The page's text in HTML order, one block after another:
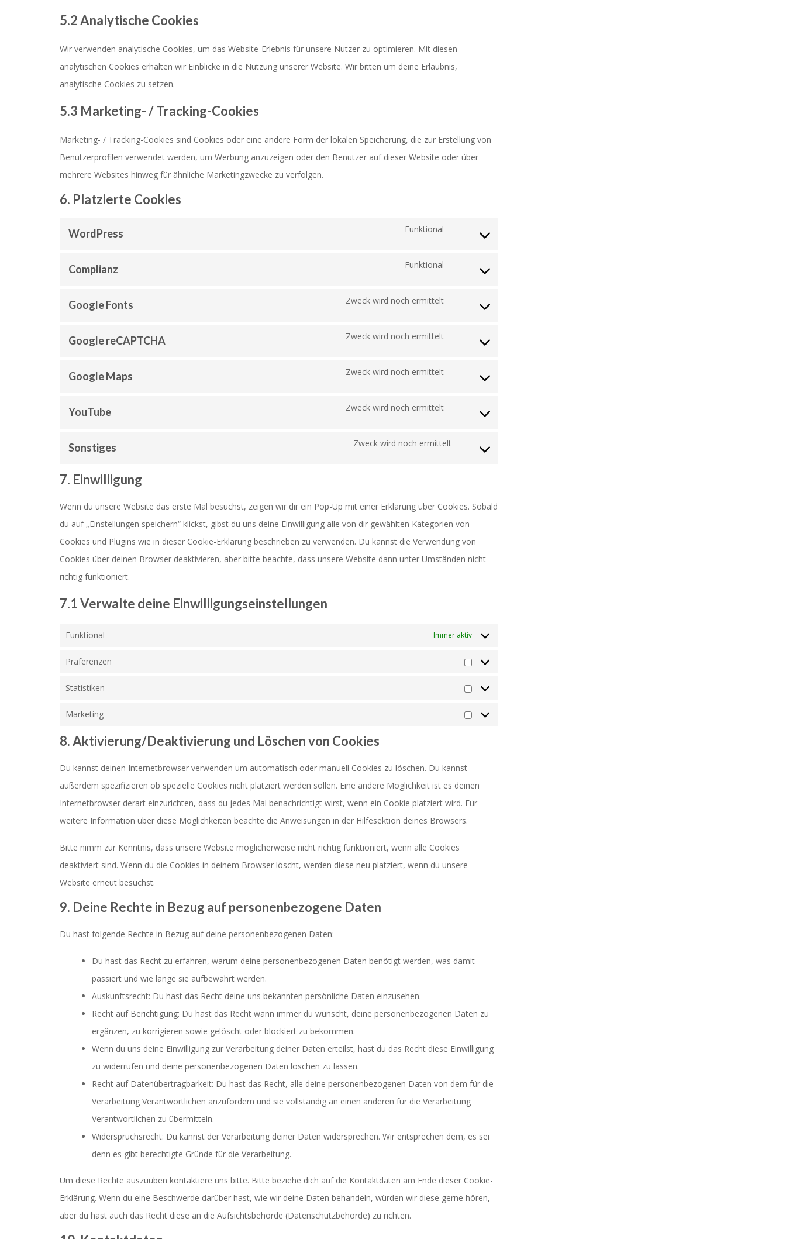
5.2 Analytische Cookies
Wir verwenden analytische Cookies, um das Website-Erlebnis für unsere Nutzer zu optimieren. Mit diesen
analytischen Cookies erhalten wir Einblicke in die Nutzung unserer Website. Wir bitten um deine Erlaubnis,
analytische Cookies zu setzen.
5.3 Marketing- / Tracking-Cookies
Marketing- / Tracking-Cookies sind Cookies oder eine andere Form der lokalen Speicherung, die zur Erstellung von
Benutzerprofilen verwendet werden, um Werbung anzuzeigen oder den Benutzer auf dieser Website oder über
mehrere Websites hinweg für ähnliche Marketingzwecke zu verfolgen.
6. Platzierte Cookies
WordPress
Funktional
Consent
service
Complianz
Funktional
Consent
service
Google Fonts
Zweck wird noch ermittelt
Consent
service
Google reCAPTCHA
Zweck wird noch ermittelt
Consent
service
recaptcha
Google Maps
Zweck wird noch ermittelt
Consent
service
YouTube
Zweck wird noch ermittelt
Consent
service
Sonstiges
Zweck wird noch ermittelt
Consent
sonstiges
7. Einwilligung
Wenn du unsere Website das erste Mal besuchst, zeigen wir dir ein Pop-Up mit einer Erklärung über Cookies. Sobald
du auf „Einstellungen speichern“ klickst, gibst du uns deine Einwilligung alle von dir gewählten Kategorien von
Cookies und Plugins wie in dieser Cookie-Erklärung beschrieben zu verwenden. Du kannst die Verwendung von
Cookies über deinen Browser deaktivieren, aber bitte beachte, dass unsere Website dann unter Umständen nicht
richtig funktioniert.
7.1 Verwalte deine Einwilligungseinstellungen
Funktional Immer aktiv
Präferenzen
Präferenzen
Statistiken
Statistiken
Marketing
Marketing
8. Aktivierung/Deaktivierung und Löschen von Cookies
Du kannst deinen Internetbrowser verwenden um automatisch oder manuell Cookies zu löschen. Du kannst
außerdem spezifizieren ob spezielle Cookies nicht platziert werden sollen. Eine andere Möglichkeit ist es deinen
Internetbrowser derart einzurichten, dass du jedes Mal benachrichtigt wirst, wenn ein Cookie platziert wird. Für
weitere Information über diese Möglichkeiten beachte die Anweisungen in der Hilfesektion deines Browsers.
Bitte nimm zur Kenntnis, dass unsere Website möglicherweise nicht richtig funktioniert, wenn alle Cookies
deaktiviert sind. Wenn du die Cookies in deinem Browser löscht, werden diese neu platziert, wenn du unsere
Website erneut besuchst.
9. Deine Rechte in Bezug auf personenbezogene Daten
Du hast folgende Rechte in Bezug auf deine personenbezogenen Daten:
Du hast das Recht zu erfahren, warum deine personenbezogenen Daten benötigt werden, was damit
passiert und wie lange sie aufbewahrt werden.
Auskunftsrecht: Du hast das Recht deine uns bekannten persönliche Daten einzusehen.
Recht auf Berichtigung: Du hast das Recht wann immer du wünscht, deine personenbezogenen Daten zu
ergänzen, zu korrigieren sowie gelöscht oder blockiert zu bekommen.
Wenn du uns deine Einwilligung zur Verarbeitung deiner Daten erteilst, hast du das Recht diese Einwilligung
zu widerrufen und deine personenbezogenen Daten löschen zu lassen.
Recht auf Datenübertragbarkeit: Du hast das Recht, alle deine personenbezogenen Daten von dem für die
Verarbeitung Verantwortlichen anzufordern und sie vollständig an einen anderen für die Verarbeitung
Verantwortlichen zu übermitteln.
Widerspruchsrecht: Du kannst der Verarbeitung deiner Daten widersprechen. Wir entsprechen dem, es sei
denn es gibt berechtigte Gründe für die Verarbeitung.
Um diese Rechte auszuüben kontaktiere uns bitte. Bitte beziehe dich auf die Kontaktdaten am Ende dieser Cookie-
Erklärung. Wenn du eine Beschwerde darüber hast, wie wir deine Daten behandeln, würden wir diese gerne hören,
aber du hast auch das Recht diese an die Aufsichtsbehörde (Datenschutzbehörde) zu richten.